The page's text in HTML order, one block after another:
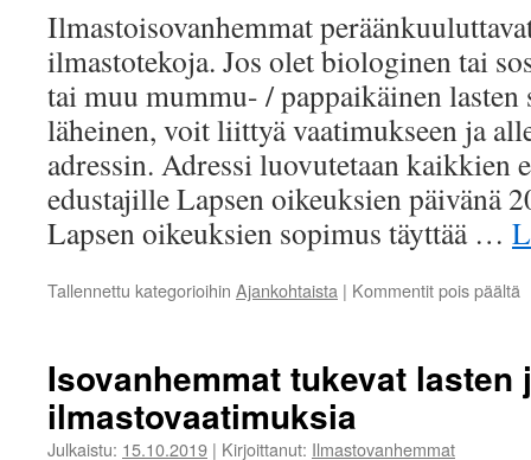
Ilmastoisovanhemmat
ilmastotekoja. Jos olet biologinen tai
tai muu mummu- / pappaikäinen lasten
läheinen, voit liittyä vaatimukseen ja
adressin. Adressi luovutetaan kaikkien
edustajille Lapsen oikeuksien päivänä
Lapsen oikeuksien sopimus täyttää …
Tallennettu kategorioihin Ajankohtaista | Kommentit pois päältä
Isovanhemmat tukevat lasten
ilmastovaatimuksia
Julkaistu: 15.10.2019 | Kirjoittanut: Ilmastovanhemmat